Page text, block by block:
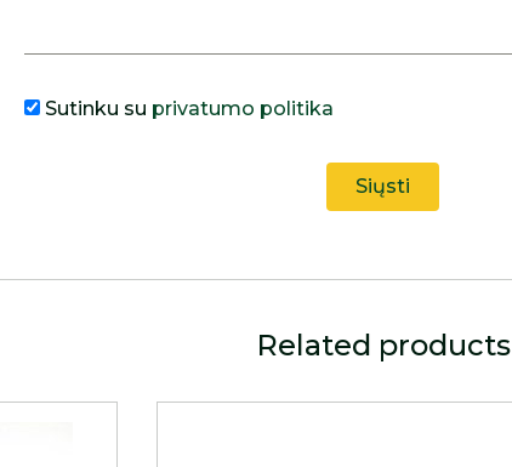
Sutinku su privatumo politika
Related products